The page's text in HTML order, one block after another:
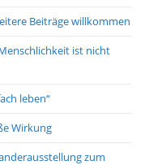
Beiträge willkommen
ist nicht
leben“
Wirkung
zum